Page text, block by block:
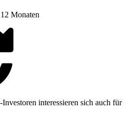
Monaten
interessieren sich auch für